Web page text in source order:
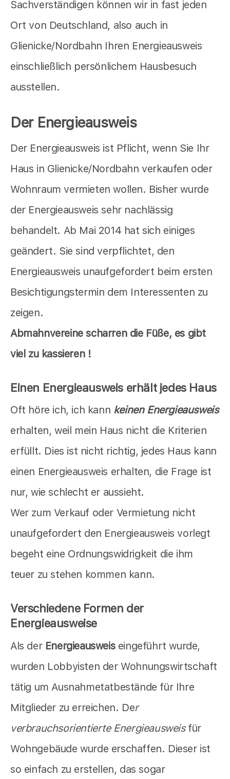
Sachverständigen können wir in fast jeden
Ort von Deutschland, also auch in
Glienicke/Nordbahn Ihren Energieausweis
einschließlich persönlichem Hausbesuch
ausstellen.
Der Energieausweis
Der Energieausweis ist Pflicht, wenn Sie Ihr
Haus in Glienicke/Nordbahn verkaufen oder
Wohnraum vermieten wollen. Bisher wurde
der Energieausweis sehr nachlässig
behandelt. Ab Mai 2014 hat sich einiges
geändert. Sie sind verpflichtet, den
Energieausweis unaufgefordert beim ersten
Besichtigungstermin dem Interessenten zu
zeigen.
Abmahnvereine scharren die Füße, es gibt
viel zu kassieren !
Einen Energieausweis erhält jedes Haus
Oft höre ich, ich kann keinen Energieausweis
erhalten, weil mein Haus nicht die Kriterien
erfüllt. Dies ist nicht richtig, jedes Haus kann
einen Energieausweis erhalten, die Frage ist
nur, wie schlecht er aussieht.
Wer zum Verkauf oder Vermietung nicht
unaufgefordert den Energieausweis vorlegt
begeht eine Ordnungswidrigkeit die ihm
teuer zu stehen kommen kann.
Verschiedene Formen der
Energieausweise
Als der Energieausweiseingeführt wurde,
wurden Lobbyisten der Wohnungswirtschaft
tätig um Ausnahmetatbestände für Ihre
Mitglieder zu erreichen. Der
verbrauchsorientierte Energieausweisfür
Wohngebäude wurde erschaffen. Dieser ist
so einfach zu erstellen, das sogar